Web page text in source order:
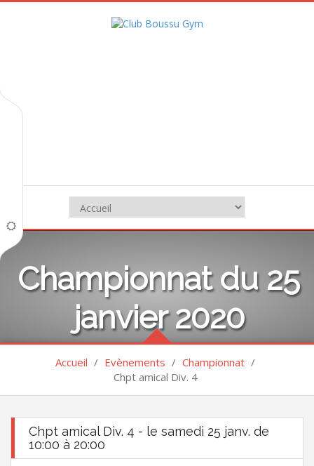
Championnat du 25
janvier 2020
Accueil / Evènements / Championnat /
Chpt amical Div. 4
Chpt amical Div. 4 - le samedi 25 janv. de
10:00 à 20:00